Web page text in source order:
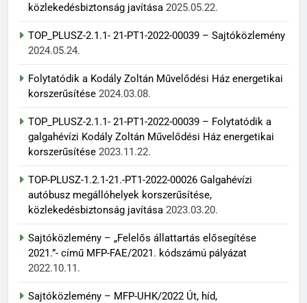
közlekedésbiztonság javítása 2025.05.22.
TOP_PLUSZ-2.1.1- 21-PT1-2022-00039 – Sajtóközlemény
2024.05.24.
Folytatódik a Kodály Zoltán Művelődési Ház energetikai
korszerűsítése 2024.03.08.
TOP_PLUSZ-2.1.1- 21-PT1-2022-00039 – Folytatódik a
galgahévízi Kodály Zoltán Művelődési Ház energetikai
korszerűsítése 2023.11.22.
TOP-PLUSZ-1.2.1-21.-PT1-2022-00026 Galgahévízi
autóbusz megállóhelyek korszerűsítése,
közlekedésbiztonság javítása 2023.03.20.
Sajtóközlemény – „Felelős állattartás elősegítése
2021.”- című MFP-FAE/2021. kódszámú pályázat
2022.10.11.
Sajtóközlemény – MFP-UHK/2022 Út, híd,